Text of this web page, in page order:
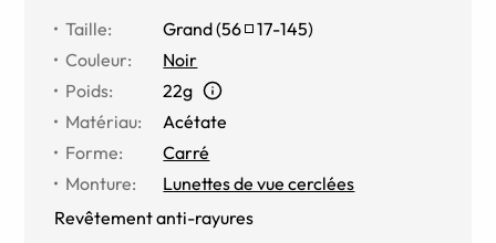
Taille: Grand(56 17-145)
Couleur:
Noir
Poids:
22g
Matériau:
Acétate
Forme:
Carré
Monture:
Lunettes de vue cerclées
Revêtement anti-rayures